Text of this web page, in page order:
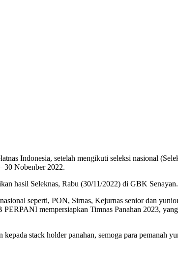
Indonesia, setelah mengikuti seleksi nasional
30 Nobenber 2022.
hasil Seleknas, Rabu (30/11/2022) di GBK Senayan.
seperti, PON, Sirnas, Kejurnas senior dan
mempersiapkan Timnas Panahan 2023,
stack holder panahan, semoga para pemanah